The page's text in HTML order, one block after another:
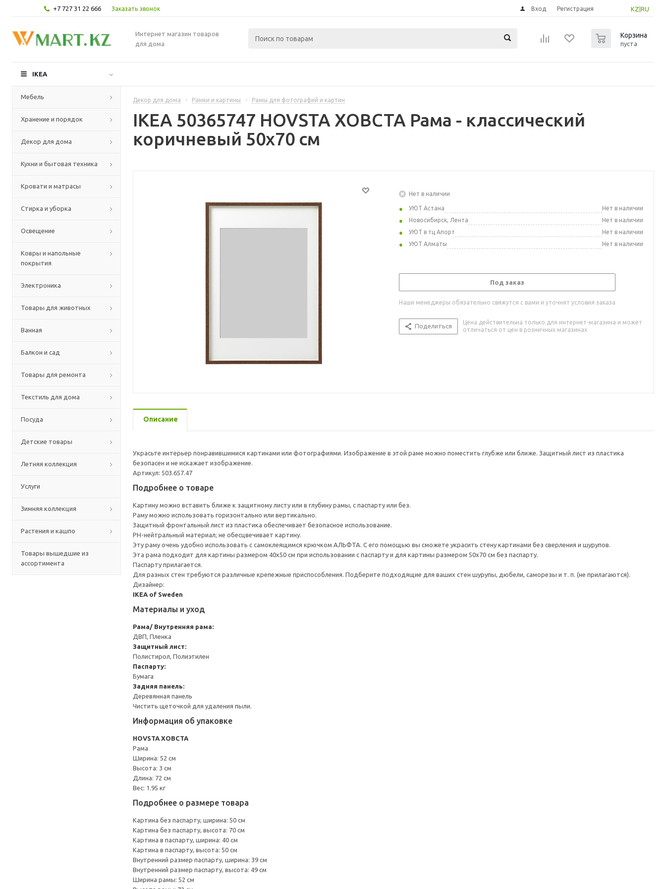
+7 727 31 22 666 Заказать звонок KZ RU
Вход Регистрация
Интернет магазин товаров
для дома
Корзина
пуста
IKEA
Мебель
Хранение и порядок
Декор для дома
Кухни и бытовая техника
Кровати и матрасы
Стирка и уборка
Освещение
Ковры и напольные
покрытия
Электроника
Товары для животных
Ванная
Балкон и сад
Товары для ремонта
Текстиль для дома
Посуда
Детские товары
Летняя коллекция
Услуги
Зимняя коллекция
Растения и кашпо
Товары вышедшие из
ассортимента
Декор для дома - Рамки и картины - Рамы для фотографий и картин
IKEA 50365747 HOVSTA ХОВСТА Рама - классический
коричневый 50x70 см
Нет в наличии
УЮТ Астана
Нет в наличии
Новосибирск, Лента
Нет в наличии
УЮТ в тц Апорт
Нет в наличии
УЮТ Алматы
Нет в наличии
Под заказ
Наши менеджеры обязательно свяжутся с вами и уточнят условия заказа
Поделиться
Цена действительна только для интернет-магазина и может
отличаться от цен в розничных магазинах
Описание
Украсьте интерьер понравившимися картинами или фотографиями. Изображение в этой раме можно поместить глубже или ближе. Защитный лист из пластика
безопасен и не искажает изображение.
Артикул: 503.657.47
Подробнее о товаре
Картину можно вставить ближе к защитному листу или в глубину рамы, с паспарту или без.
Раму можно использовать горизонтально или вертикально.
Защитный фронтальный лист из пластика обеспечивает безопасное использование.
PH-нейтральный материал; не обесцвечивает картину.
Эту раму очень удобно использовать с самоклеящимся крючком АЛЬФТА. С его помощью вы сможете украсить стену картинами без сверления и шурупов.
Эта рама подходит для картины размером 40х50 см при использовании с паспарту и для картины размером 50х70 см без паспарту.
Паспарту прилагается.
Для разных стен требуются различные крепежные приспособления. Подберите подходящие для ваших стен шурупы, дюбели, саморезы и т. п. (не прилагаются).
Дизайнер:
IKEA of Sweden
Материалы и уход
Рама/ Внутренняя рама:
ДВП, Пленка
Защитный лист:
Полистирол, Полиэтилен
Паспарту:
Бумага
Задняя панель:
Деревянная панель
Чистить щеточкой для удаления пыли.
Информация об упаковке
HOVSTA ХОВСТА
Рама
Ширина: 52 см
Высота: 3 см
Длина: 72 см
Вес: 1.95 кг
Подробнее о размере товара
Картина без паспарту, ширина: 50 см
Картина без паспарту, высота: 70 см
Картина в паспарту, ширина: 40 см
Картина в паспарту, высота: 50 см
Внутренний размер паспарту, ширина: 39 см
Внутренний размер паспарту, высота: 49 см
Ширина рамы: 52 см